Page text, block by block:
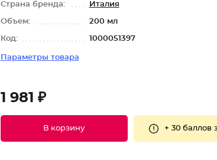
Страна бренда: Италия
Объем: 200 мл
Код: 1000051397
Параметры товара
1 981 ₽
В корзину + 30 баллов